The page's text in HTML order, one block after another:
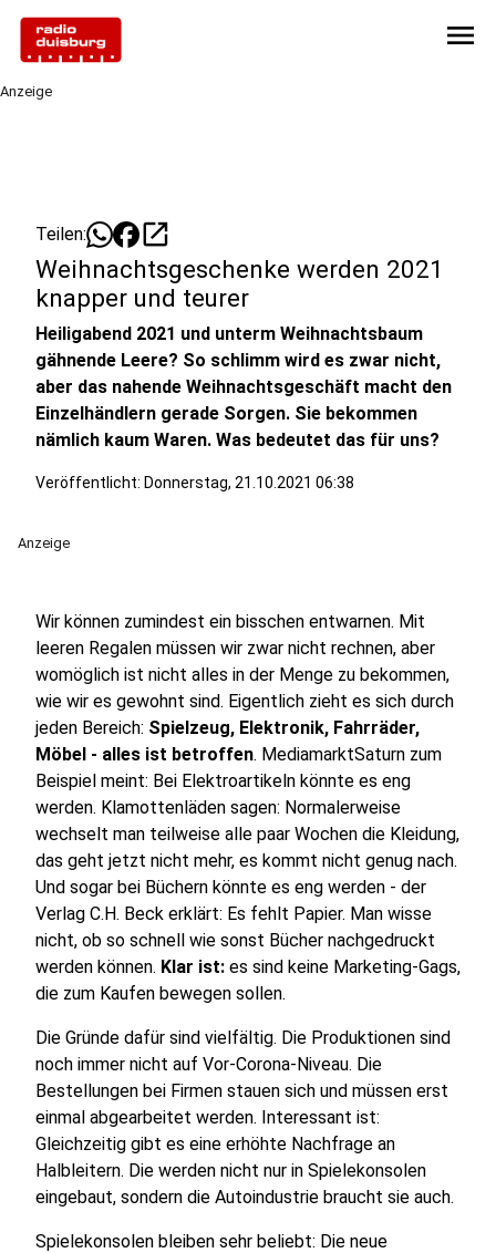
menu
Anzeige
Teilen: open_in_new
Weihnachtsgeschenke werden 2021
knapper und teurer
Heiligabend 2021 und unterm Weihnachtsbaum
gähnende Leere? So schlimm wird es zwar nicht,
aber das nahende Weihnachtsgeschäft macht den
Einzelhändlern gerade Sorgen. Sie bekommen
nämlich kaum Waren. Was bedeutet das für uns?
Veröffentlicht: Donnerstag, 21.10.2021 06:38
Anzeige
Wir können zumindest ein bisschen entwarnen. Mit
leeren Regalen müssen wir zwar nicht rechnen, aber
womöglich ist nicht alles in der Menge zu bekommen,
wie wir es gewohnt sind. Eigentlich zieht es sich durch
jeden Bereich: Spielzeug, Elektronik, Fahrräder,
Möbel - alles ist betroffen. MediamarktSaturn zum
Beispiel meint: Bei Elektroartikeln könnte es eng
werden. Klamottenläden sagen: Normalerweise
wechselt man teilweise alle paar Wochen die Kleidung,
das geht jetzt nicht mehr, es kommt nicht genug nach.
Und sogar bei Büchern könnte es eng werden - der
Verlag C.H. Beck erklärt: Es fehlt Papier. Man wisse
nicht, ob so schnell wie sonst Bücher nachgedruckt
werden können. Klar ist: es sind keine Marketing-Gags,
die zum Kaufen bewegen sollen.
Die Gründe dafür sind vielfältig. Die Produktionen sind
noch immer nicht auf Vor-Corona-Niveau. Die
Bestellungen bei Firmen stauen sich und müssen erst
einmal abgearbeitet werden. Interessant ist:
Gleichzeitig gibt es eine erhöhte Nachfrage an
Halbleitern. Die werden nicht nur in Spielekonsolen
eingebaut, sondern die Autoindustrie braucht sie auch.
Spielekonsolen bleiben sehr beliebt: Die neue